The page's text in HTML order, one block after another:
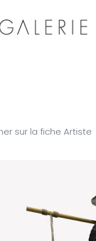
sur la fiche Artiste